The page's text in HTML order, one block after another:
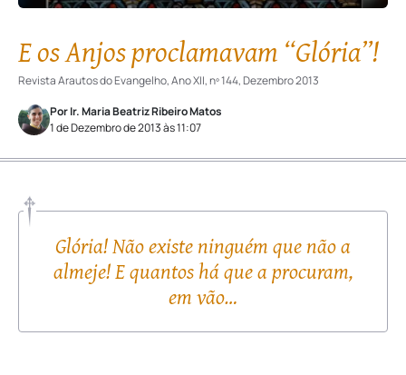
E os Anjos proclamavam “Glória”!
Revista Arautos do Evangelho, Ano XII, nº 144, Dezembro 2013
Por Ir. Maria Beatriz Ribeiro Matos
1 de Dezembro de 2013 às 11:07
Glória! Não existe ninguém que não a
almeje! E quantos há que a procuram,
em vão…